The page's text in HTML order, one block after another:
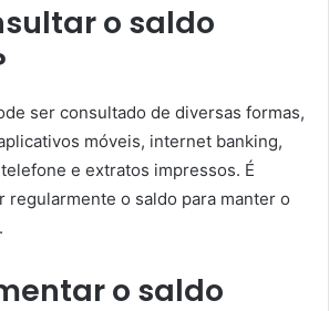
o saldo
ser consultado de diversas formas,
móveis, internet banking,
e extratos impressos. É
regularmente o saldo para manter o
o saldo